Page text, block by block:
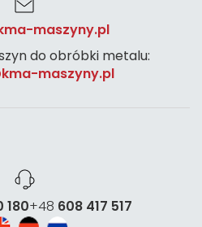
maszyny.pl
do obróbki metalu:
maszyny.pl
180+48 608 417 517